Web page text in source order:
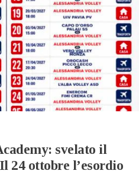
svelato il
24 ottobre l’esordio